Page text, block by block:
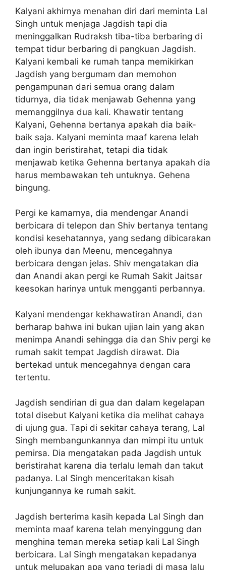
Kalyani akhirnya menahan diri dari meminta Lal
Singh untuk menjaga Jagdish tapi dia
meninggalkan Rudraksh tiba-tiba berbaring di
tempat tidur berbaring di pangkuan Jagdish.
Kalyani kembali ke rumah tanpa memikirkan
Jagdish yang bergumam dan memohon
pengampunan dari semua orang dalam
tidurnya, dia tidak menjawab Gehenna yang
memanggilnya dua kali. Khawatir tentang
Kalyani, Gehenna bertanya apakah dia baik-
baik saja. Kalyani meminta maaf karena lelah
dan ingin beristirahat, tetapi dia tidak
menjawab ketika Gehenna bertanya apakah dia
harus membawakan teh untuknya. Gehena
bingung.
Pergi ke kamarnya, dia mendengar Anandi
berbicara di telepon dan Shiv bertanya tentang
kondisi kesehatannya, yang sedang dibicarakan
oleh ibunya dan Meenu, mencegahnya
berbicara dengan jelas. Shiv mengatakan dia
dan Anandi akan pergi ke Rumah Sakit Jaitsar
keesokan harinya untuk mengganti perbannya.
Kalyani mendengar kekhawatiran Anandi, dan
berharap bahwa ini bukan ujian lain yang akan
menimpa Anandi sehingga dia dan Shiv pergi ke
rumah sakit tempat Jagdish dirawat. Dia
bertekad untuk mencegahnya dengan cara
tertentu.
Jagdish sendirian di gua dan dalam kegelapan
total disebut Kalyani ketika dia melihat cahaya
di ujung gua. Tapi di sekitar cahaya terang, Lal
Singh membangunkannya dan mimpi itu untuk
pemirsa. Dia mengatakan pada Jagdish untuk
beristirahat karena dia terlalu lemah dan takut
padanya. Lal Singh menceritakan kisah
kunjungannya ke rumah sakit.
Jagdish berterima kasih kepada Lal Singh dan
meminta maaf karena telah menyinggung dan
menghina teman mereka setiap kali Lal Singh
berbicara. Lal Singh mengatakan kepadanya
untuk melupakan apa yang terjadi di masa lalu